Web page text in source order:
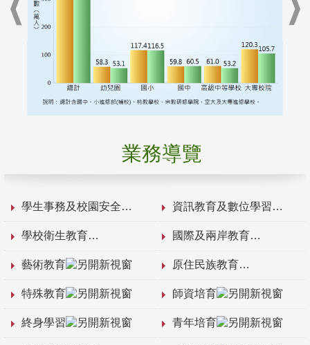
業務導覽
學生事務及校園安全 資訊教育及數位學習
學校衛生教育 國際及兩岸教育
藝術教育 原住民族教育
特殊教育 師資培育
終身學習 青年培育